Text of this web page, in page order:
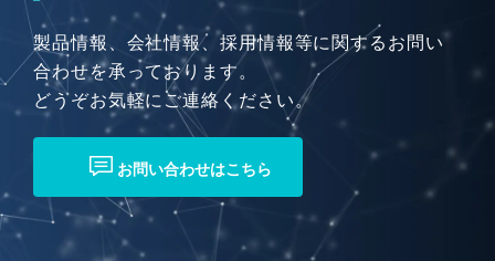
製品情報、会社情報、採用情報等に関するお問い
合わせを承っております。
どうぞお気軽にご連絡ください。
お問い合わせはこちら